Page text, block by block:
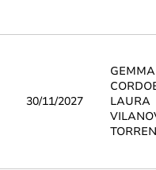
30/11/2027
LAURA
TORREN